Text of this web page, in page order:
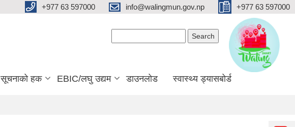
+977 63 597000 info@walingmun.gov.np +977 63 597000
सूचनाको हक EBIC/लघु उद्यम डाउनलोड स्वास्थ्य ड्यासबोर्ड